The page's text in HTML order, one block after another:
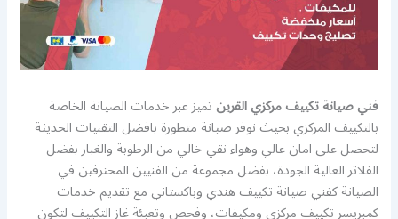
فني صيانة تكييف مركزي القرينتميز عبر خدمات الصيانة الخاصة
بالتكييف المركزي بحيث نوفر صيانة متطورة بافضل التقنيات الحديثة
لتحصل على امان عالي وهواء نقي خالي من الرطوبة والغبار بفضل
الفلاتر العالية الجودة، بفضل مجموعة من الفنيين المحترفين في
الصيانة كفني صيانة تكييف هندي وباكستاني مع تقديم خدمات